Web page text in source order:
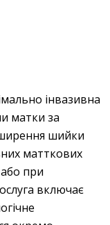
інвазивна
матки за
шийки
матткових
або при
включає